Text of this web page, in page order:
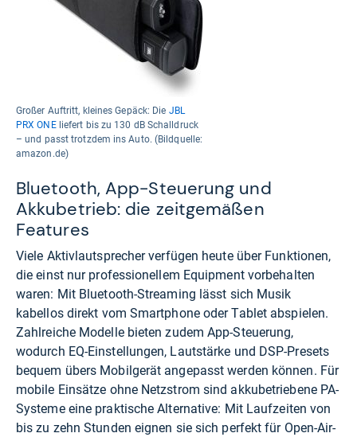
Großer Auftritt, kleines Gepäck: Die JBL
PRX ONEliefert bis zu 130 dB Schalldruck
– und passt trotzdem ins Auto. (Bildquelle:
amazon.de)
Bluetooth, App-Steuerung und
Akkubetrieb: die zeitgemäßen
Features
Viele Aktivlautsprecher verfügen heute über Funktionen,
die einst nur professionellem Equipment vorbehalten
waren: Mit Bluetooth-Streaming lässt sich Musik
kabellos direkt vom Smartphone oder Tablet abspielen.
Zahlreiche Modelle bieten zudem App-Steuerung,
wodurch EQ-Einstellungen, Lautstärke und DSP-Presets
bequem übers Mobilgerät angepasst werden können. Für
mobile Einsätze ohne Netzstrom sind akkubetriebene PA-
Systeme eine praktische Alternative: Mit Laufzeiten von
bis zu zehn Stunden eignen sie sich perfekt für Open-Air-